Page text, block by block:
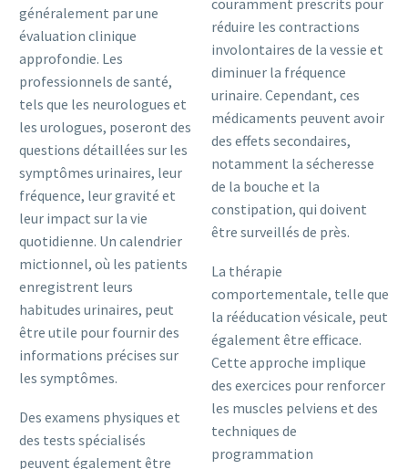
généralement par une
évaluation clinique
approfondie. Les
professionnels de santé,
tels que les neurologues et
les urologues, poseront des
questions détaillées sur les
symptômes urinaires, leur
fréquence, leur gravité et
leur impact sur la vie
quotidienne. Un calendrier
mictionnel, où les patients
enregistrent leurs
habitudes urinaires, peut
être utile pour fournir des
informations précises sur
les symptômes.
Des examens physiques et
des tests spécialisés
peuvent également être
couramment prescrits pour
réduire les contractions
involontaires de la vessie et
diminuer la fréquence
urinaire. Cependant, ces
médicaments peuvent avoir
des effets secondaires,
notamment la sécheresse
de la bouche et la
constipation, qui doivent
être surveillés de près.
La thérapie
comportementale, telle que
la rééducation vésicale, peut
également être efficace.
Cette approche implique
des exercices pour renforcer
les muscles pelviens et des
techniques de
programmation